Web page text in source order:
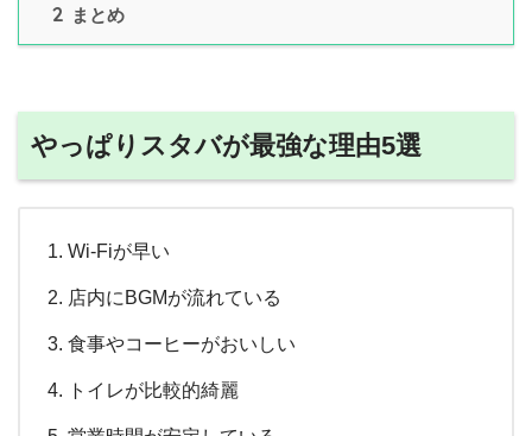
2 まとめ
やっぱりスタバが最強な理由5選
Wi-Fiが早い
店内にBGMが流れている
食事やコーヒーがおいしい
トイレが比較的綺麗